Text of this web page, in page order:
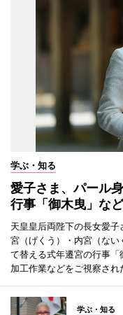
学ぶ・知る
愛子さま、パール
行事「御木曳」な
天皇皇后両陛下の長女愛
宮（げくう）・内宮（な
て替える式年遷宮の行事
加工作業などをご視察され
学ぶ・知る